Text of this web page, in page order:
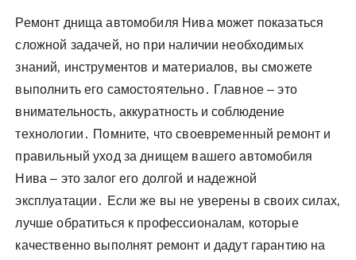
Ремонт днища автомобиля Нива может показаться
сложной задачей‚ но при наличии необходимых
знаний‚ инструментов и материалов‚ вы сможете
выполнить его самостоятельно․ Главное – это
внимательность‚ аккуратность и соблюдение
технологии․ Помните‚ что своевременный ремонт и
правильный уход за днищем вашего автомобиля
Нива – это залог его долгой и надежной
эксплуатации․ Если же вы не уверены в своих силах‚
лучше обратиться к профессионалам‚ которые
качественно выполнят ремонт и дадут гарантию на